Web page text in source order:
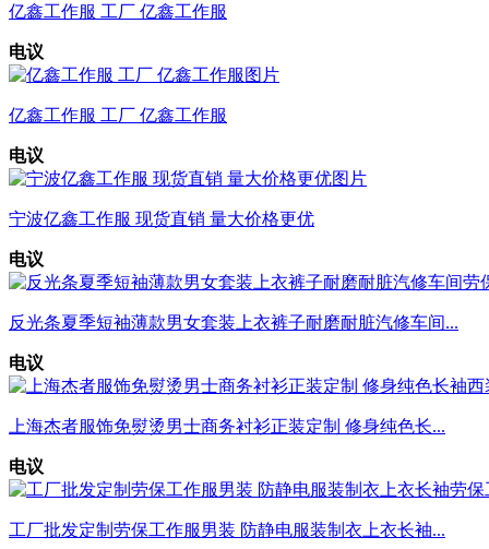
亿鑫工作服 工厂 亿鑫工作服
电议
亿鑫工作服 工厂 亿鑫工作服
电议
宁波亿鑫工作服 现货直销 量大价格更优
电议
反光条夏季短袖薄款男女套装上衣裤子耐磨耐脏汽修车间...
电议
上海杰者服饰免熨烫男士商务衬衫正装定制 修身纯色长...
电议
工厂批发定制劳保工作服男装 防静电服装制衣上衣长袖...